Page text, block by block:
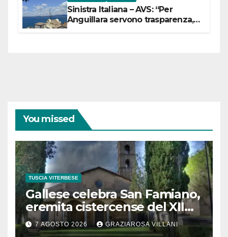
Sinistra Italiana – AVS: “Per
Anguillara servono trasparenza,
You missed
TUSCIA VITERBESE
Gallese celebra San Famiano,
eremita cistercense del XII
secolo
7 AGOSTO 2026 GRAZIAROSA VILLANI